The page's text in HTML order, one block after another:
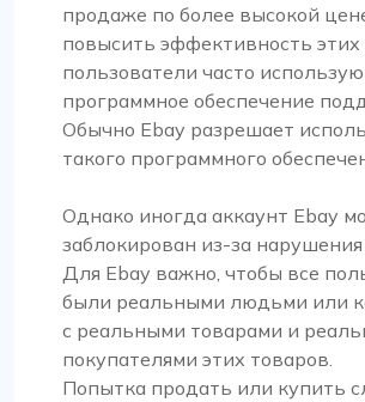
продаже по более высокой
повысить эффективность этих
пользователи часто
программное обеспечение
Обычно Ebay разрешает
такого программного
Однако иногда аккаунт Ebay
заблокирован из-за нарушения
Для Ebay важно, чтобы все
были реальными людьми или
с реальными товарами и
покупателями этих товаров.
Попытка продать или купить